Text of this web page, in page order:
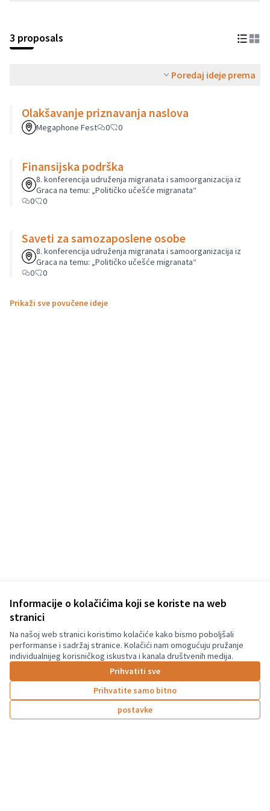
Informacije o kolačićima koji se koriste na web
stranici
Na našoj web stranici koristimo kolačiće kako bismo poboljšali
performanse i sadržaj stranice. Kolačići nam omogućuju pružanje
individualnijeg korisničkog iskustva i kanala društvenih medija.
Prihvatiti sve
Prihvatite samo bitno
postavke
3 proposals
Poredaj ideje prema
Olakšavanje priznavanja naslova
Megaphone Fest 0 0
Finansijska podrška
8. konferencija udruženja migranata i samoorganizacija iz
Graca na temu: „Političko učešće migranata“
0
0
Saveti za samozaposlene osobe
8. konferencija udruženja migranata i samoorganizacija iz
Graca na temu: „Političko učešće migranata“
0
0
Prikaži sve povučene ideje
Terms of Service
Postavke kolačića
Graz Gemeinsam Gestalten na Facebooku
(Vanjska poveznica)
Licencija
(Vanjska